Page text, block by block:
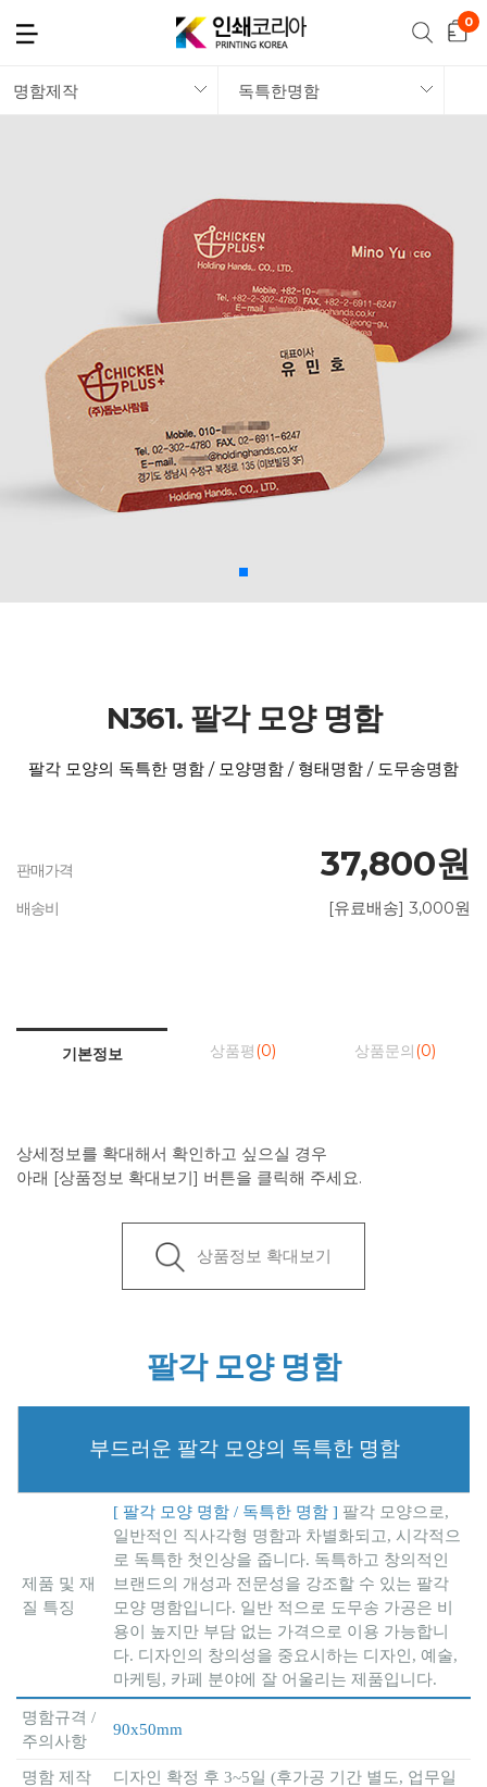
명함제작 독특한명함
N361. 팔각 모양 명함
팔각 모양의 독특한 명함 / 모양명함 / 형태명함 / 도무송명함
판매가격 37,800원
배송비 [유료배송] 3,000원
기본정보 상품평 (0) 상품문의 (0)
상세정보를 확대해서 확인하고 싶으실 경우
아래 [상품정보 확대보기] 버튼을 클릭해 주세요.
상품정보 확대보기
팔각 모양 명함
부드러운 팔각 모양의 독특한 명함
제품 및 재
질 특징
[ 팔각 모양 명함 / 독특한 명함 ] 팔각 모양으로,
일반적인 직사각형 명함과 차별화되고, 시각적으
로 독특한 첫인상을 줍니다. 독특하고 창의적인
브랜드의 개성과 전문성을 강조할 수 있는 팔각
모양 명함입니다. 일반 적으로 도무송 가공은 비
용이 높지만 부담 없는 가격으로 이용 가능합니
다. 디자인의 창의성을 중요시하는 디자인, 예술,
마케팅, 카페 분야에 잘 어울리는 제품입니다.
명함규격 /
주의사항
90x50mm
명함 제작
디자인 확정 후 3~5일 (후가공 기간 별도, 업무일